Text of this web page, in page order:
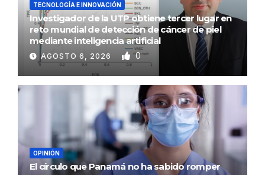
TECNOLOGÍA E INNOVACIÓN
Investigador de la UTP obtiene tercer lugar en
reto mundial de detección de cáncer de piel
mediante inteligencia artificial
AGOSTO 6, 2026 0
OPINIÓN
El círculo que Panamá no ha sabido romper